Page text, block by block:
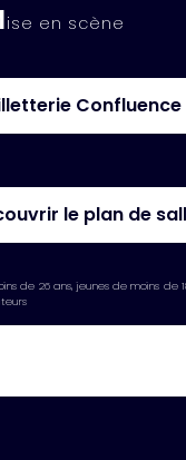
ise en scène
Confluence
le plan de
de 26 ans, jeunes de moins de